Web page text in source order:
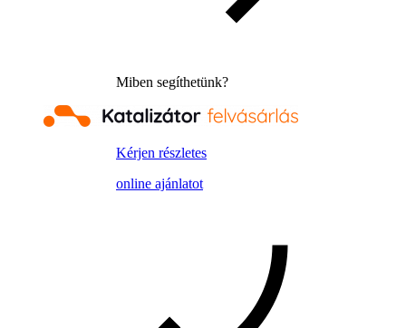
Miben segíthetünk?
Kérjen részletes
online ajánlatot